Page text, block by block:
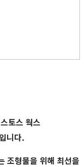
토스 웍스
니다.
조형물을 위해 최선을